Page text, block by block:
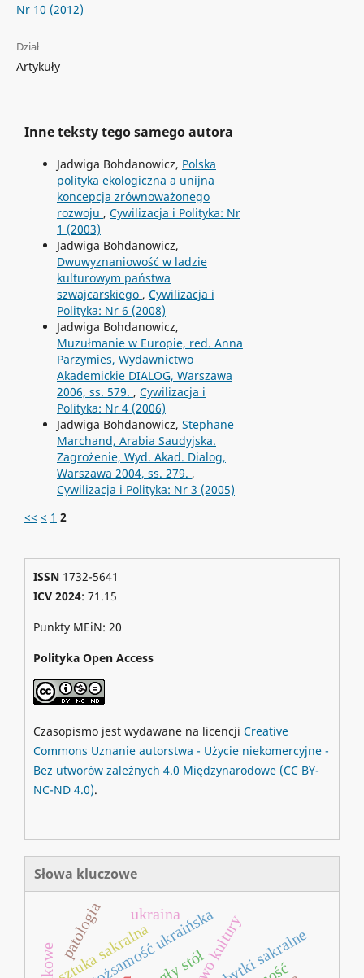
Nr 10 (2012)
Dział
Artykuły
Inne teksty tego samego autora
Jadwiga Bohdanowicz, Polska
polityka ekologiczna a unijna
koncepcja zrównoważonego
rozwoju , Cywilizacja i Polityka: Nr
1 (2003)
Jadwiga Bohdanowicz,
Dwuwyznaniowość w ladzie
kulturowym państwa
szwajcarskiego , Cywilizacja i
Polityka: Nr 6 (2008)
Jadwiga Bohdanowicz,
Muzułmanie w Europie, red. Anna
Parzymies, Wydawnictwo
Akademickie DIALOG, Warszawa
2006, ss. 579. , Cywilizacja i
Polityka: Nr 4 (2006)
Jadwiga Bohdanowicz, Stephane
Marchand, Arabia Saudyjska.
Zagrożenie, Wyd. Akad. Dialog,
Warszawa 2004, ss. 279. ,
Cywilizacja i Polityka: Nr 3 (2005)
<< < 1 2
ISSN1732-5641
ICV 2024: 71.15
Punkty MEiN: 20
Polityka Open Access
Czasopismo jest wydawane na licencji Creative
Commons Uznanie autorstwa - Użycie niekomercyjne -
Bez utworów zależnych 4.0 Międzynarodowe (CC BY-
NC-ND 4.0).
Słowa kluczowe
tożsamość ukraińskazabytki sakralne
sztuka sakralna
ukraina
patologia